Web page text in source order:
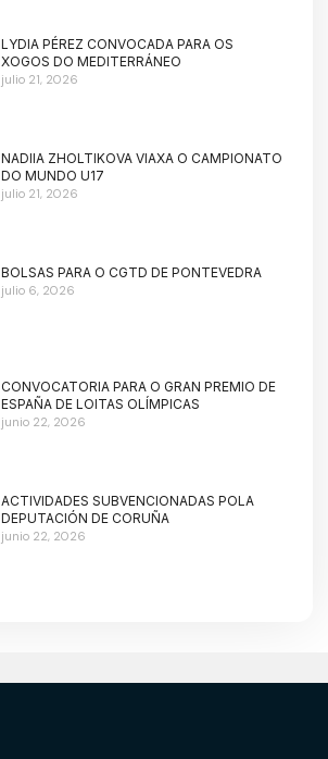
LYDIA PÉREZ CONVOCADA PARA OS
XOGOS DO MEDITERRÁNEO
julio 21, 2026
NADIIA ZHOLTIKOVA VIAXA O CAMPIONATO
DO MUNDO U17
julio 21, 2026
BOLSAS PARA O CGTD DE PONTEVEDRA
julio 6, 2026
CONVOCATORIA PARA O GRAN PREMIO DE
ESPAÑA DE LOITAS OLÍMPICAS
junio 22, 2026
ACTIVIDADES SUBVENCIONADAS POLA
DEPUTACIÓN DE CORUÑA
junio 22, 2026